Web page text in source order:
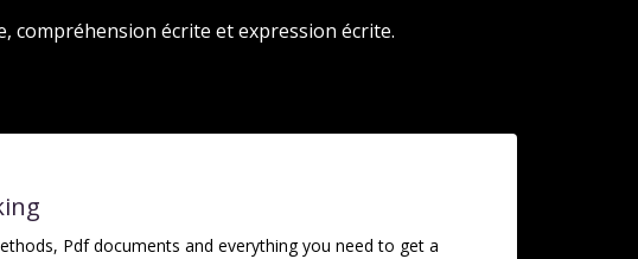
compréhension écrite et expression écrite.
Pdf documents and everything you need to get a